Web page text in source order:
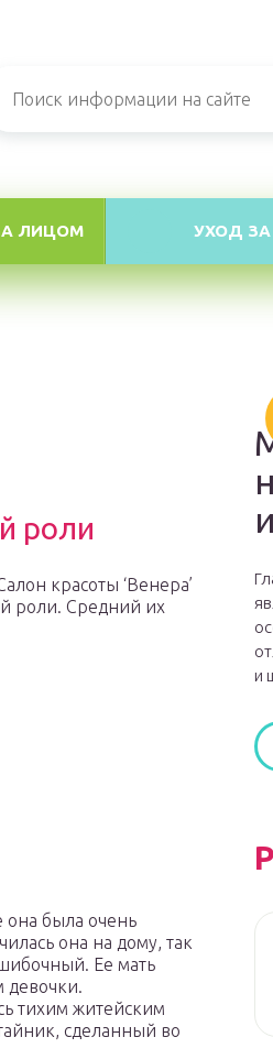
ЛИЦОМ УХОД
роли
красоты ‘Венера’
роли. Средний их
она была очень
она на дому, так
Ее мать
девочки.
тихим житейским
сделанный во
и